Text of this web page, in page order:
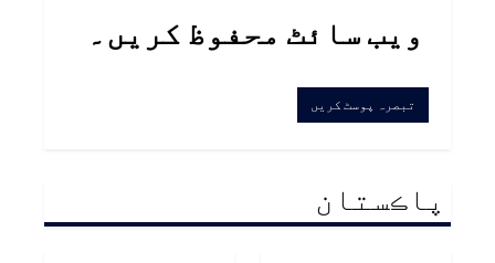
ویب سائٹ محفوظ کریں۔
پاڪستان